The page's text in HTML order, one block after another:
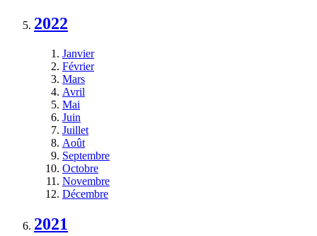
2022
Janvier
Février
Mars
Avril
Mai
Juin
Juillet
Août
Septembre
Octobre
Novembre
Décembre
2021